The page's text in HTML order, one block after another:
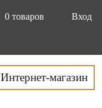
0 товаров
Вход
Интернет-магазин